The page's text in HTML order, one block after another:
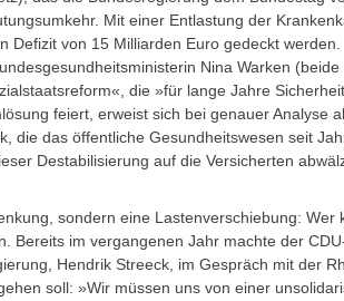
Mit einer Entlastung der
Defizit von 15 Milliarden Euro gedeckt werden.
Nina Warken (beide
die »für lange Jahre
feiert, erweist sich bei genauer Analyse
die das öffentliche Gesundheitswesen seit
Destabilisierung auf die Versicherten
sondern eine Lastenverschiebung: Wer
Bereits im vergangenen Jahr machte der
Hendrik Streeck, im Gespräch mit der
soll: »Wir müssen uns von einer